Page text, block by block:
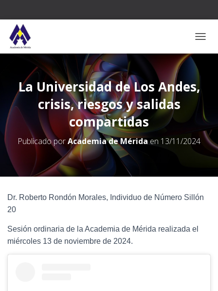
La Universidad de Los Andes,
crisis, riesgos y salidas
compartidas
Publicado porAcademia de Mérida en 13/11/2024
Dr. Roberto Rondón Morales, Individuo de Número Sillón
20
Sesión ordinaria de la Academia de Mérida realizada el
miércoles 13 de noviembre de 2024.